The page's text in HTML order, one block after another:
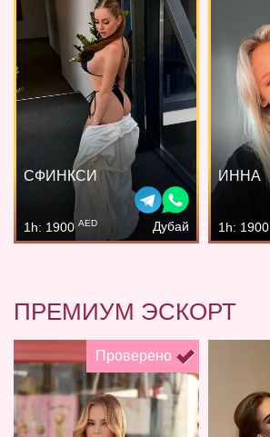
СФИНКСИ
1h: 1900 AED Дубай
ИННА
1h: 1900
ПРЕМИУМ ЭСКОРТ
Проверено